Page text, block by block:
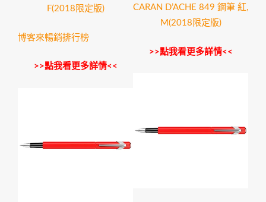
F(2018限定版)
博客來暢銷排行榜
>>點我看更多詳情<<
CARAN D’ACHE 849 鋼筆 紅,
M(2018限定版)
>>點我看更多詳情<<